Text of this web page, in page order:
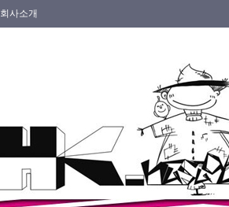
회사소개